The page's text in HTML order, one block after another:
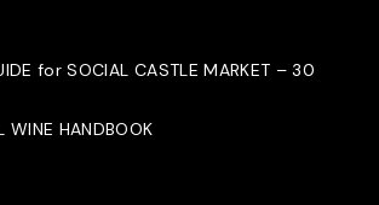
for SOCIAL CASTLE MARKET – 30
WINE HANDBOOK